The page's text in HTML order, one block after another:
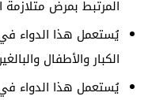
المرتبط بمرض
يُستعمل هذا الدواء
الكبار والأطفال
يُستعمل هذا الدواء